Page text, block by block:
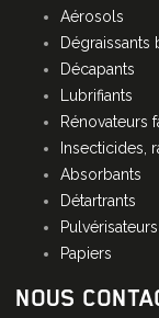
Aérosols
Dégraissants
Décapants
Lubrifiants
Rénovateurs
Insecticides,
Absorbants
Détartrants
Pulvérisateurs
Papiers
NOUS